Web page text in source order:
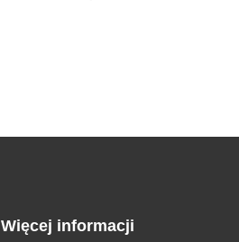
Więcej informacji